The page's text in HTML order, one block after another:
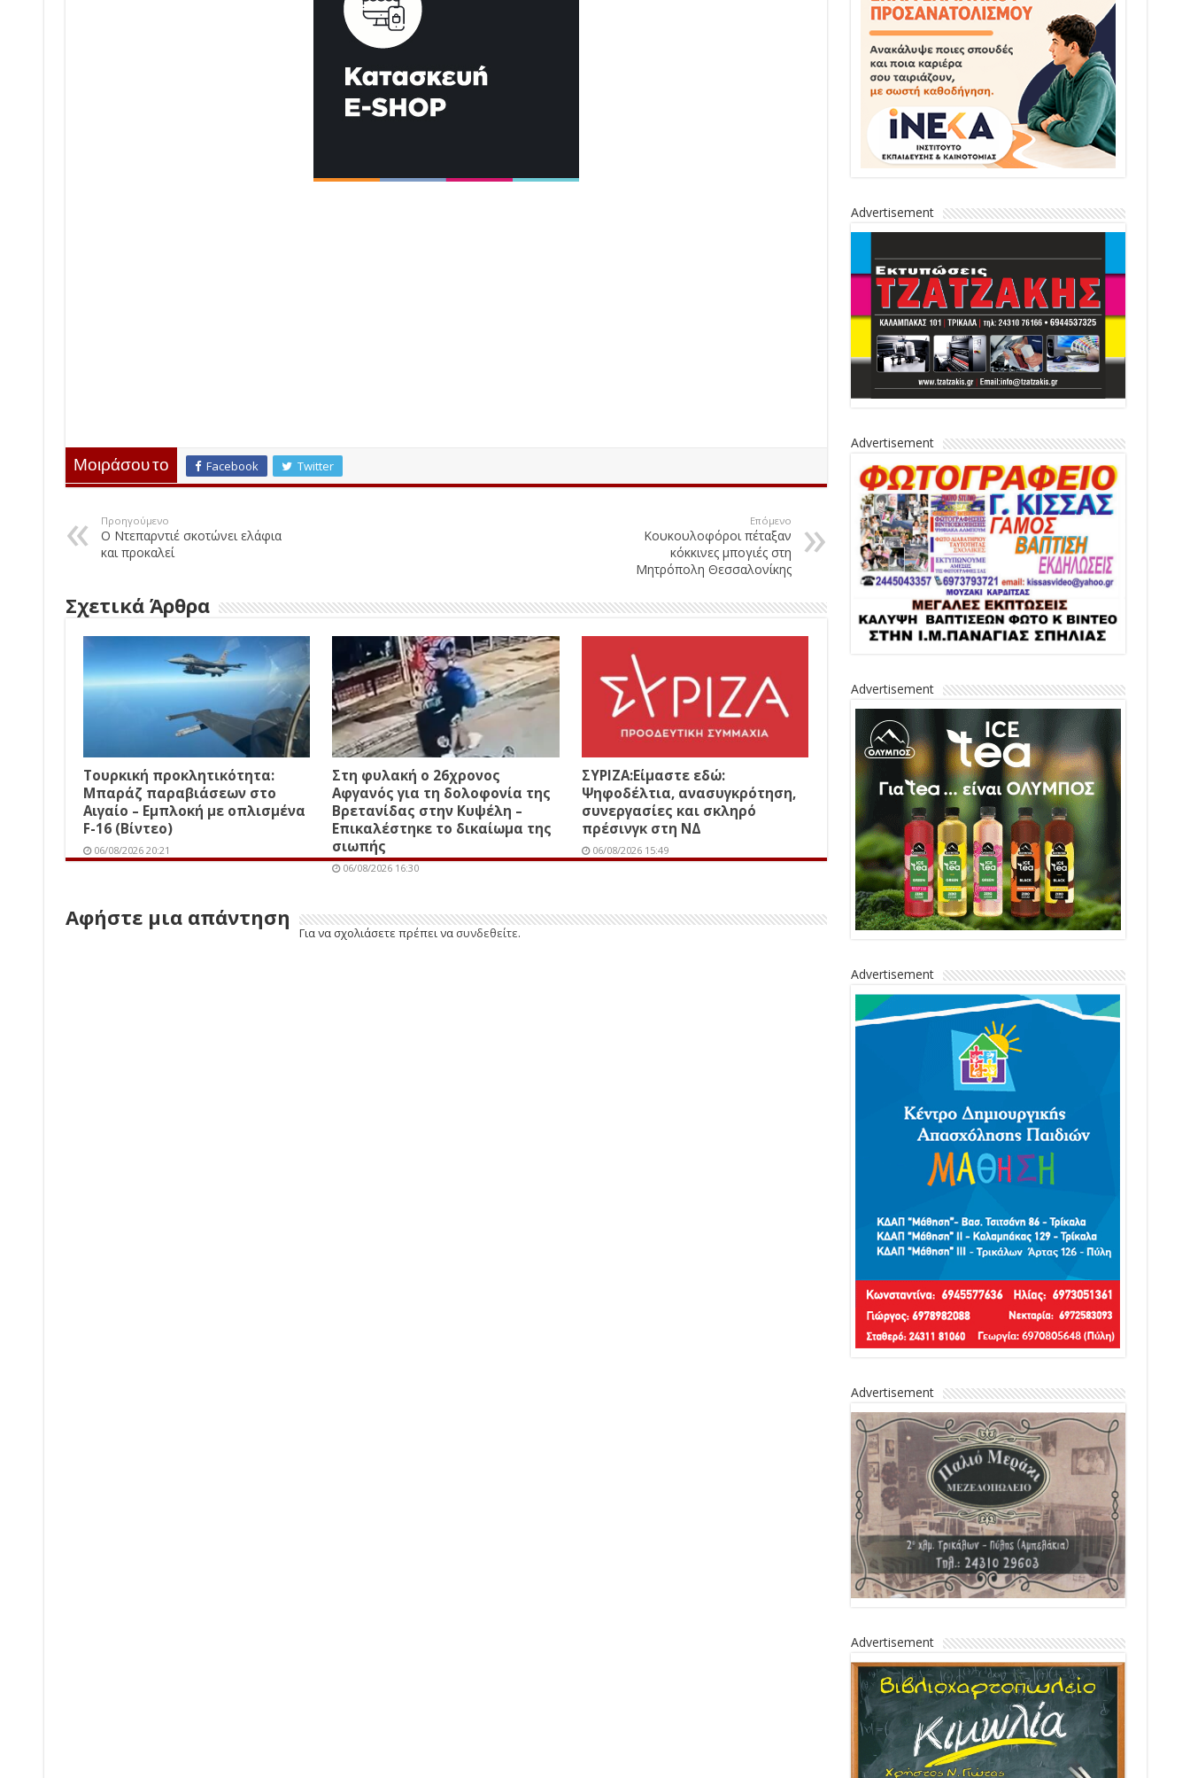
Μοιράσου το Facebook Twitter
Προηγούμενο
Ο Ντεπαρντιέ σκοτώνει ελάφια
και προκαλεί
Επόμενο
Κουκουλοφόροι πέταξαν
κόκκινες μπογιές στη
Μητρόπολη Θεσσαλονίκης
Σχετικά Άρθρα
Τουρκική προκλητικότητα:
Μπαράζ παραβιάσεων στο
Αιγαίο – Εμπλοκή με οπλισμένα
F-16 (Βίντεο)
06/08/2026 20:21
Στη φυλακή ο 26χρονος
Αφγανός για τη δολοφονία της
Βρετανίδας στην Κυψέλη –
Επικαλέστηκε το δικαίωμα της
σιωπής
06/08/2026 16:30
ΣΥΡΙΖΑ:Είμαστε εδώ:
Ψηφοδέλτια, ανασυγκρότηση,
συνεργασίες και σκληρό
πρέσινγκ στη ΝΔ
06/08/2026 15:49
Αφήστε μια απάντηση
Για να σχολιάσετε πρέπει να συνδεθείτε.
Advertisement
Advertisement
Advertisement
Advertisement
Advertisement
Advertisement